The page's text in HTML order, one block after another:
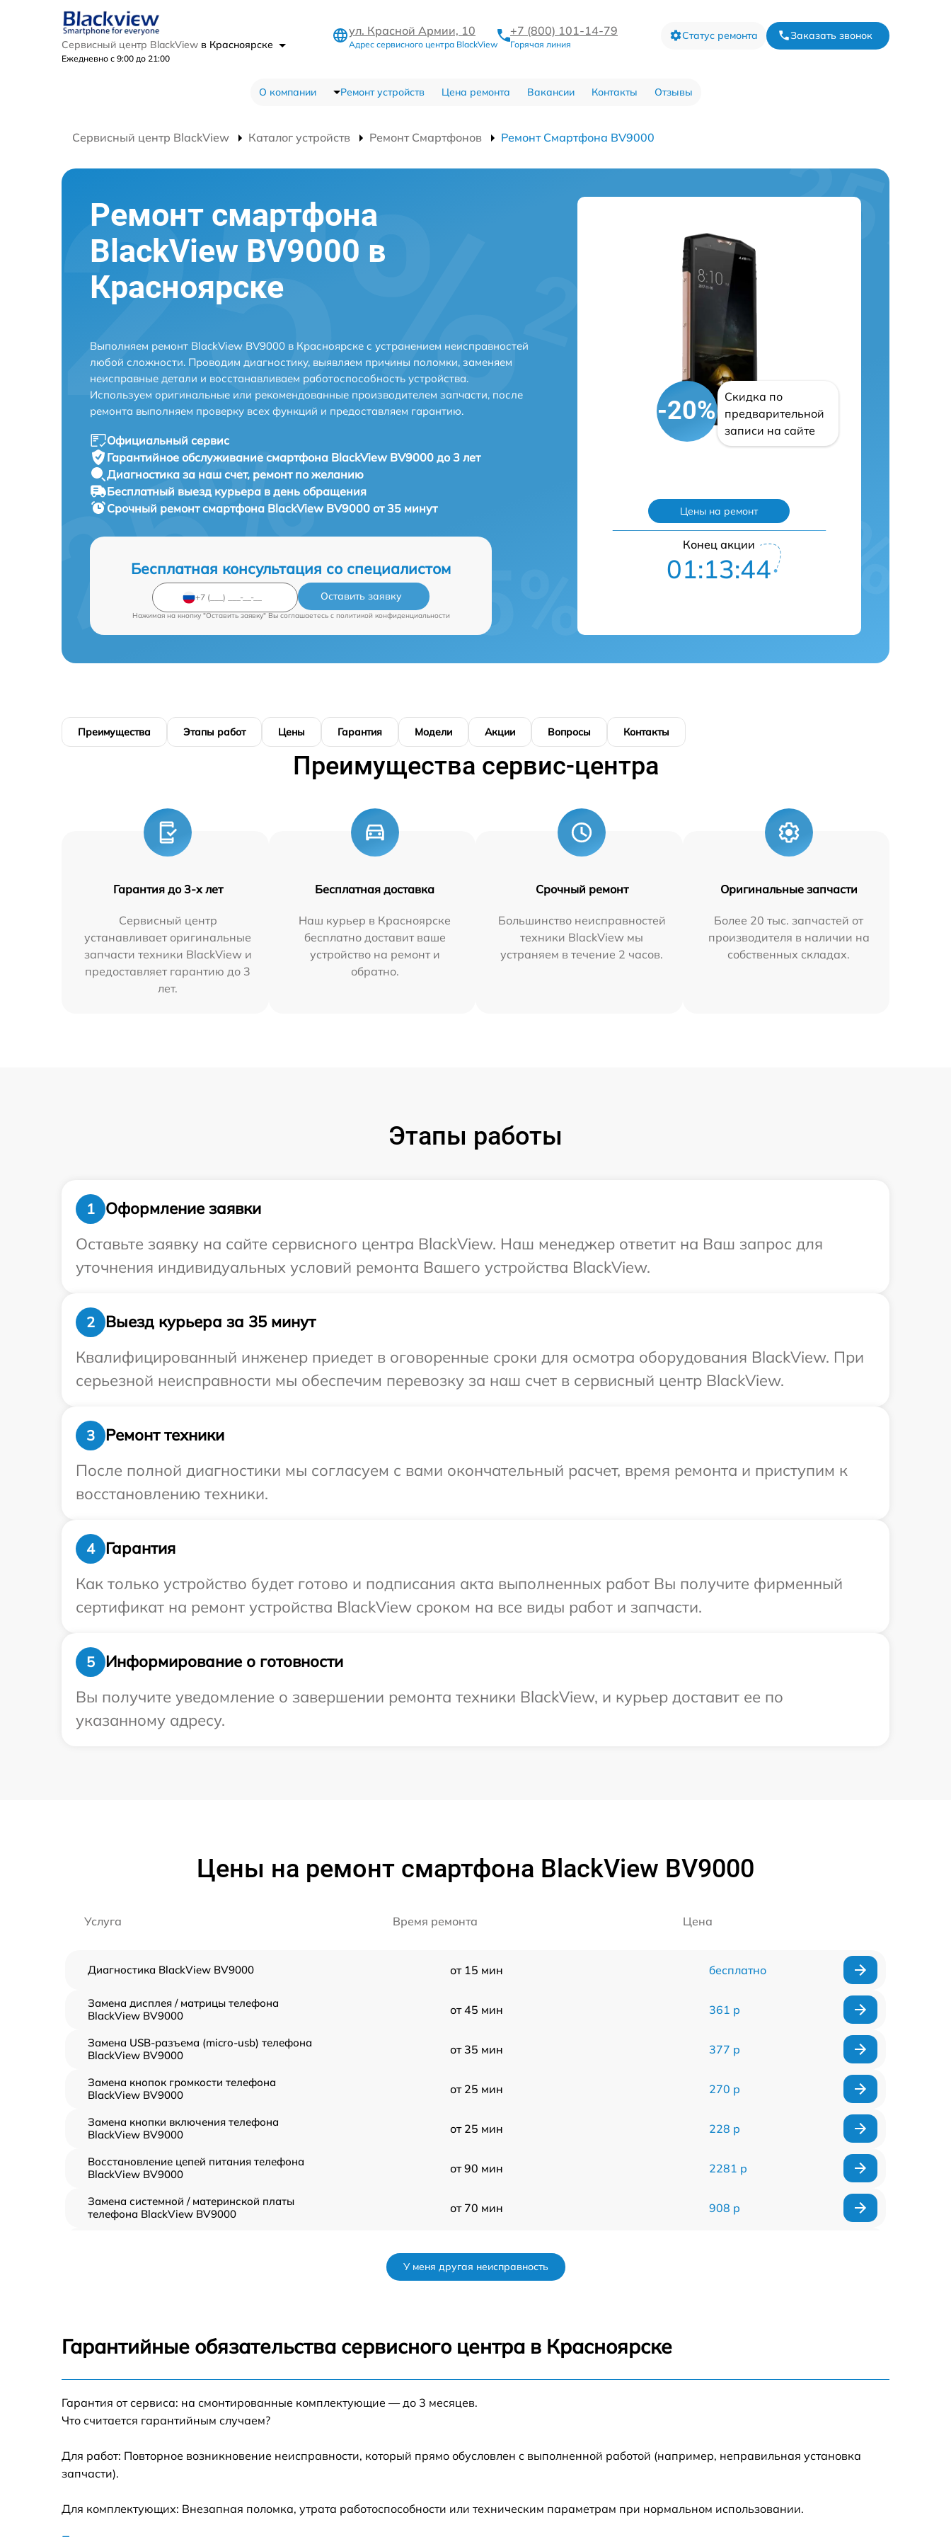
Сервисный центр BlackView в Красноярске
Ежедневно с 9:00 до 21:00
ул. Красной Армии, 10
Адрес сервисного центра BlackView
+7 (800) 101-14-79
Горячая линия
Статус ремонта Заказать звонок
О компании Ремонт устройств Цена ремонта Вакансии Контакты Отзывы
Сервисный центр BlackView Каталог устройств Ремонт Смартфонов Ремонт Смартфона BV9000
Ремонт смартфона
BlackView BV9000 в
Красноярске
Выполняем ремонт BlackView BV9000 в Красноярске с устранением неисправностей
любой сложности. Проводим диагностику, выявляем причины поломки, заменяем
неисправные детали и восстанавливаем работоспособность устройства.
Используем оригинальные или рекомендованные производителем запчасти, после
ремонта выполняем проверку всех функций и предоставляем гарантию.
Официальный сервис
Гарантийное обслуживание смартфона BlackView BV9000 до 3 лет
Диагностика за наш счет, ремонт по желанию
Бесплатный выезд курьера в день обращения
Срочный ремонтсмартфона BlackView BV9000 от 35 минут
Бесплатная консультация со специалистом
Оставить заявку
Нажимая на кнопку "Оставить заявку" Вы соглашаетесь c политикой конфиденциальности
-20%
Скидка по
предварительной
записи на сайте
Цены на ремонт
Конец акции
01:13:43
Преимущества Этапы работ Цены Гарантия Модели Акции Вопросы Контакты
Преимущества сервис-центра
Гарантия до 3-х лет
Сервисный центр
устанавливает оригинальные
запчасти техники BlackView и
предоставляет гарантию до 3
лет.
Бесплатная доставка
Наш курьер в Красноярске
бесплатно доставит ваше
устройство на ремонт и
обратно.
Срочный ремонт
Большинство неисправностей
техники BlackView мы
устраняем в течение 2 часов.
Оригинальные запчасти
Более 20 тыс. запчастей от
производителя в наличии на
собственных складах.
Этапы работы
1
Оформление заявки
Оставьте заявку на сайте сервисного центра BlackView. Наш менеджер ответит на Ваш запрос для
уточнения индивидуальных условий ремонта Вашего устройства BlackView.
2
Выезд курьера за 35 минут
Квалифицированный инженер приедет в оговоренные сроки для осмотра оборудования BlackView. При
серьезной неисправности мы обеспечим перевозку за наш счет в сервисный центр BlackView.
3
Ремонт техники
После полной диагностики мы согласуем с вами окончательный расчет, время ремонта и приступим к
восстановлению техники.
4
Гарантия
Как только устройство будет готово и подписания акта выполненных работ Вы получите фирменный
сертификат на ремонт устройства BlackView сроком на все виды работ и запчасти.
5
Информирование о готовности
Вы получите уведомление о завершении ремонта техники BlackView, и курьер доставит ее по
указанному адресу.
Цены на ремонт смартфона BlackView BV9000
Услуга Время ремонта Цена
Диагностика BlackView BV9000 от 15 мин бесплатно
Замена дисплея / матрицы телефона
BlackView BV9000
от 45 мин 361 р
Замена USB-разъема (micro-usb) телефона
BlackView BV9000
от 35 мин 377 р
Замена кнопок громкости телефона
BlackView BV9000
от 25 мин 270 р
Замена кнопки включения телефона
BlackView BV9000
от 25 мин 228 р
Восстановление цепей питания телефона
BlackView BV9000
от 90 мин 2281 р
Замена системной / материнской платы
телефона BlackView BV9000
от 70 мин 908 р
Замена динамика телефона BlackView
BV9000
от 40 мин
Замена задней крышки телефона BlackView
У меня другая неисправность
Гарантийные обязательства сервисного центра в Красноярске
Гарантия от сервиса: на смонтированные комплектующие — до 3 месяцев.
Что считается гарантийным случаем?
Для работ: Повторное возникновение неисправности, который прямо обусловлен с выполненной работой (например, неправильная установка
запчасти).
Для комплектующих: Внезапная поломка, утрата работоспособности или техническим параметрам при нормальном использовании.